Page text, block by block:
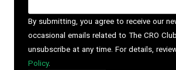
By submitting, you agree to receive our
occasional emails related to The CRO
unsubscribe at any time. For details,
Policy.